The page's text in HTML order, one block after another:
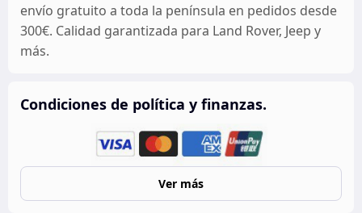
envío gratuito a toda la península en pedidos desde
300€. Calidad garantizada para Land Rover, Jeep y
más.
Condiciones de política y finanzas.
Ver más